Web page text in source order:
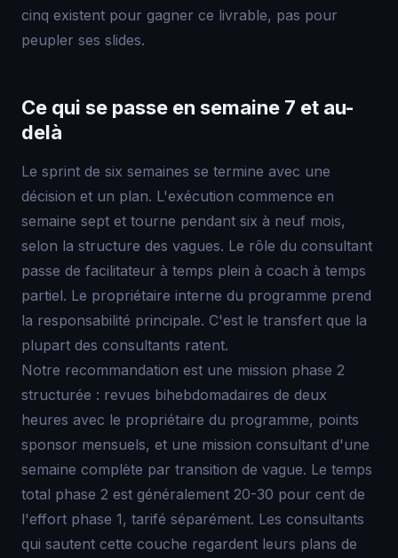
cinq existent pour gagner ce livrable, pas pour
peupler ses slides.
Ce qui se passe en semaine 7 et au-
delà
Le sprint de six semaines se termine avec une
décision et un plan. L'exécution commence en
semaine sept et tourne pendant six à neuf mois,
selon la structure des vagues. Le rôle du consultant
passe de facilitateur à temps plein à coach à temps
partiel. Le propriétaire interne du programme prend
la responsabilité principale. C'est le transfert que la
plupart des consultants ratent.
Notre recommandation est une mission phase 2
structurée : revues bihebdomadaires de deux
heures avec le propriétaire du programme, points
sponsor mensuels, et une mission consultant d'une
semaine complète par transition de vague. Le temps
total phase 2 est généralement 20-30 pour cent de
l'effort phase 1, tarifé séparément. Les consultants
qui sautent cette couche regardent leurs plans de